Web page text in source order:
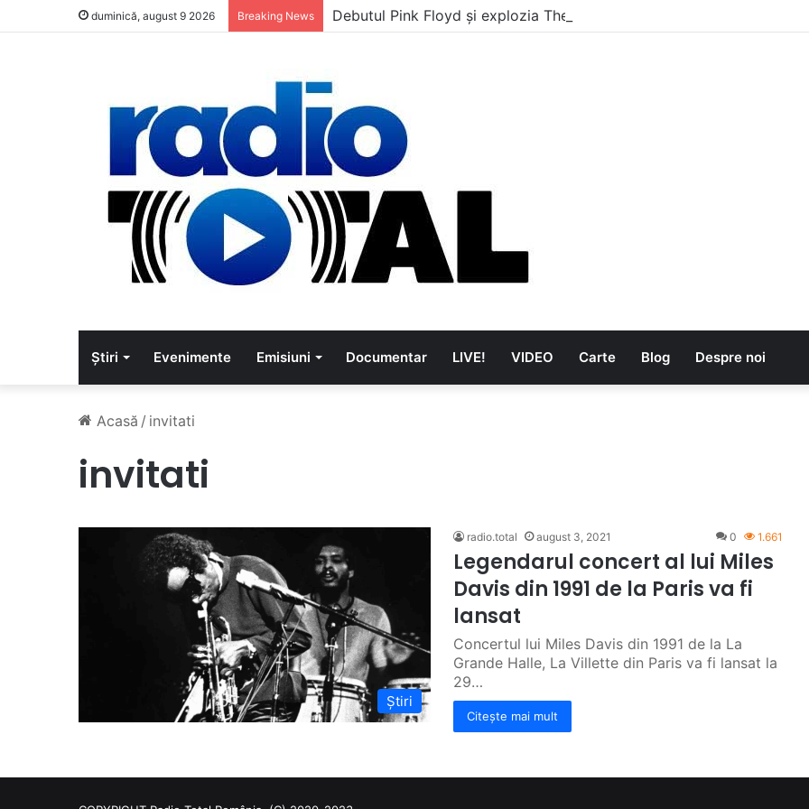
duminică, august 9 2026 Breaking News Debutul Pink Floyd și explozia The Kinks
Știri Evenimente Emisiuni Documentar LIVE! VIDEO Carte Blog Despre noi
Acasă / invitati
invitati
Știri
radio.total august 3, 2021 0 1.661
Legendarul concert al lui Miles
Davis din 1991 de la Paris va fi
lansat
Concertul lui Miles Davis din 1991 de la La
Grande Halle, La Villette din Paris va fi lansat la
29…
Citește mai mult